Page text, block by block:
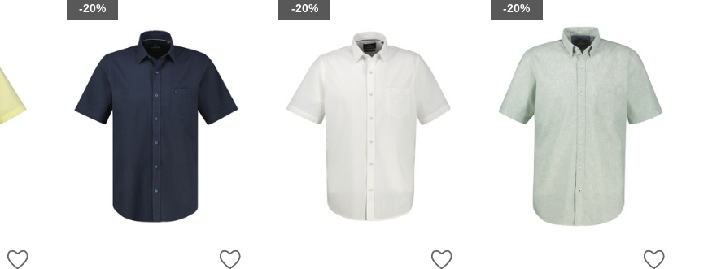
ZUR WUNSCHLISTE HINZUFÜGEN ZUR WUNSCHLISTE HINZUFÜGEN
-20% -20%
ZUR
-20%